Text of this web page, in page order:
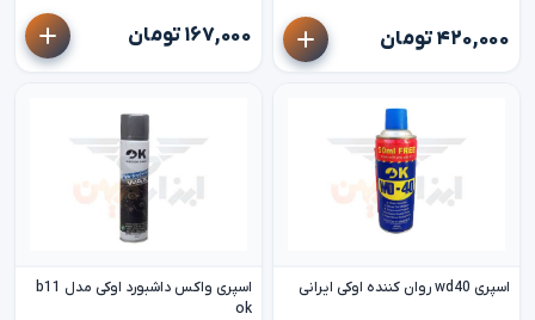
۴۲۰,۰۰۰ تومان ۱۶۷,۰۰۰ تومان
اسپری wd40 روان کننده اوکی ایرانی
اسپری واکس داشبورد اوکی مدل b11
ok